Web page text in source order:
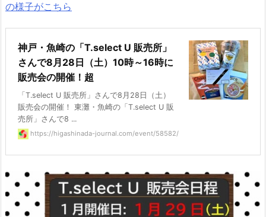
の様子がこちら
神戸・魚崎の「T.select U 販売所」
さんで8月28日（土）10時～16時に
販売会の開催！超
「T.select U 販売所」さんで8月28日（土）
販売会の開催！ 東灘・魚崎の「T.select U 販
売所」さんで8 ...
https://higashinada-journal.com/event/58582/